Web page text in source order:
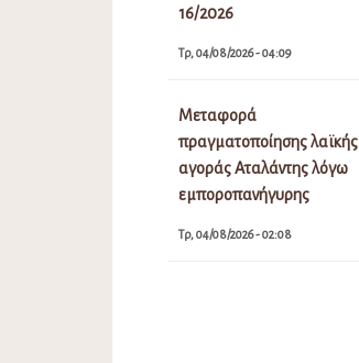
16/2026
Τρ, 04/08/2026 - 04:09
Μεταφορά
πραγματοποίησης λαϊκής
αγοράς Αταλάντης λόγω
εμποροπανήγυρης
Τρ, 04/08/2026 - 02:08